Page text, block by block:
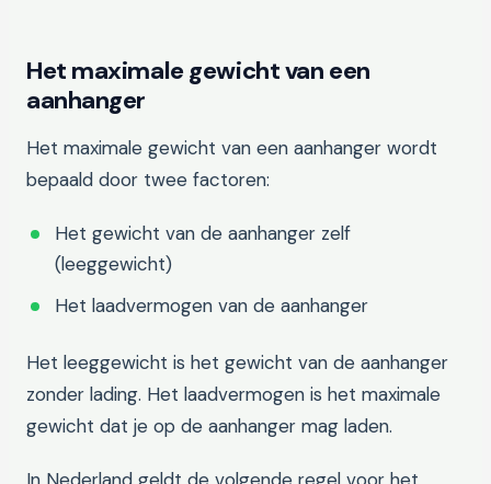
Het maximale gewicht van een
aanhanger
Het maximale gewicht van een aanhanger wordt
bepaald door twee factoren:
Het gewicht van de aanhanger zelf
(leeggewicht)
Het laadvermogen van de aanhanger
Het leeggewicht is het gewicht van de aanhanger
zonder lading. Het laadvermogen is het maximale
gewicht dat je op de aanhanger mag laden.